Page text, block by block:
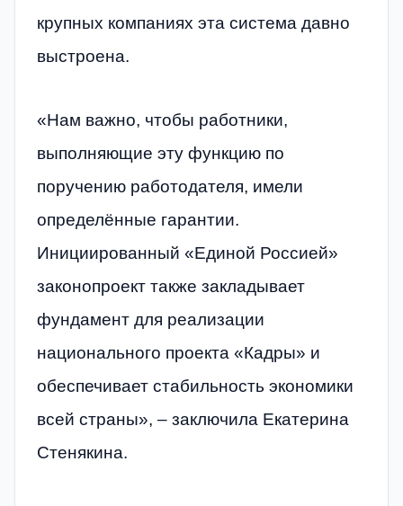
крупных компаниях эта система давно
выстроена.
«Нам важно, чтобы работники,
выполняющие эту функцию по
поручению работодателя, имели
определённые гарантии.
Инициированный «Единой Россией»
законопроект также закладывает
фундамент для реализации
национального проекта «Кадры» и
обеспечивает стабильность экономики
всей страны», – заключила Екатерина
Стенякина.